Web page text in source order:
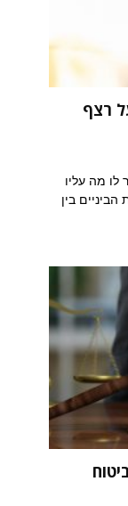
רצף
לו מה עליו
בין